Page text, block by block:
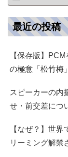
最近の投稿
【保存版】
の極意「松竹梅
スピーカーの内
せ・前交差につ
【なぜ？】世
リーミング解禁